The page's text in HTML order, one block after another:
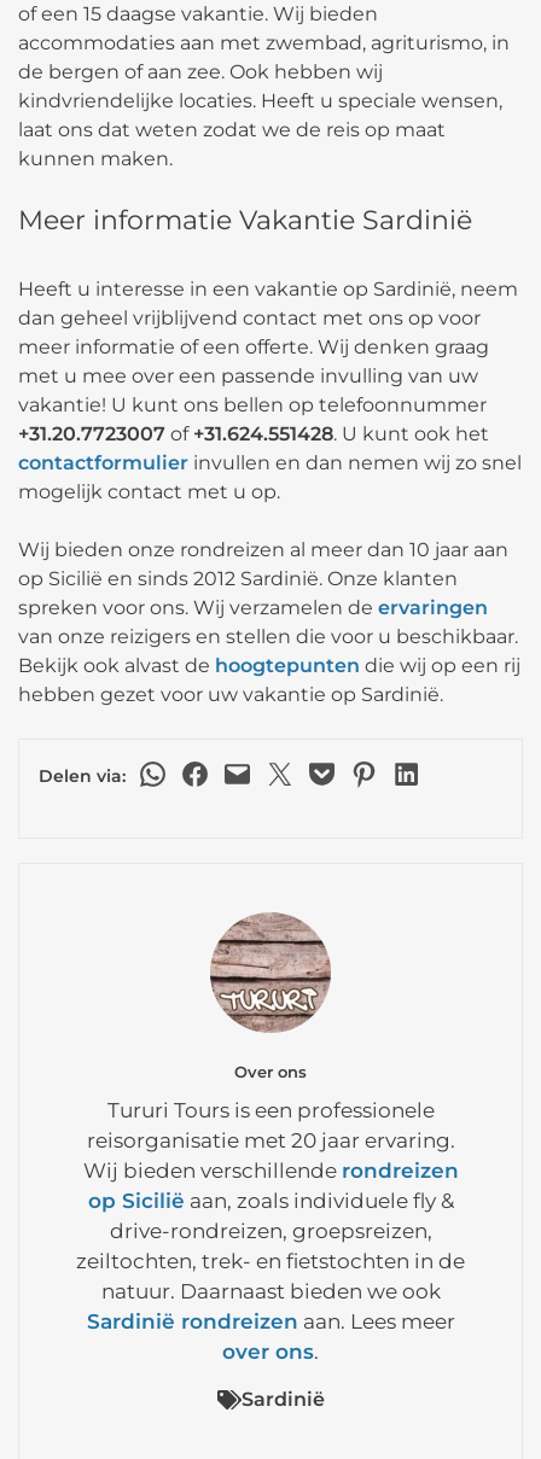
of een 15 daagse vakantie. Wij bieden
accommodaties aan met zwembad, agriturismo, in
de bergen of aan zee. Ook hebben wij
kindvriendelijke locaties. Heeft u speciale wensen,
laat ons dat weten zodat we de reis op maat
kunnen maken.
Meer informatie Vakantie Sardinië
Heeft u interesse in een vakantie op Sardinië, neem
dan geheel vrijblijvend contact met ons op voor
meer informatie of een offerte. Wij denken graag
met u mee over een passende invulling van uw
vakantie! U kunt ons bellen op telefoonnummer
+31.20.7723007 of +31.624.551428. U kunt ook het
contactformulier invullen en dan nemen wij zo snel
mogelijk contact met u op.
Wij bieden onze rondreizen al meer dan 10 jaar aan
op Sicilië en sinds 2012 Sardinië. Onze klanten
spreken voor ons. Wij verzamelen de ervaringen
van onze reizigers en stellen die voor u beschikbaar.
Bekijk ook alvast de hoogtepunten die wij op een rij
hebben gezet voor uw vakantie op Sardinië.
Delen via: Delen via WhatsApp
Delen op Facebook
Deze pagina e-mailen
Delen op X Delen via PocketDelen op PinterestDelen op LinkedIn
Over ons
Tururi Tours is een professionele
reisorganisatie met 20 jaar ervaring.
Wij bieden verschillende rondreizen
op Sicilië aan, zoals individuele fly &
drive-rondreizen, groepsreizen,
zeiltochten, trek- en fietstochten in de
natuur. Daarnaast bieden we ook
Sardinië rondreizen aan. Lees meer
over ons.
Sardinië